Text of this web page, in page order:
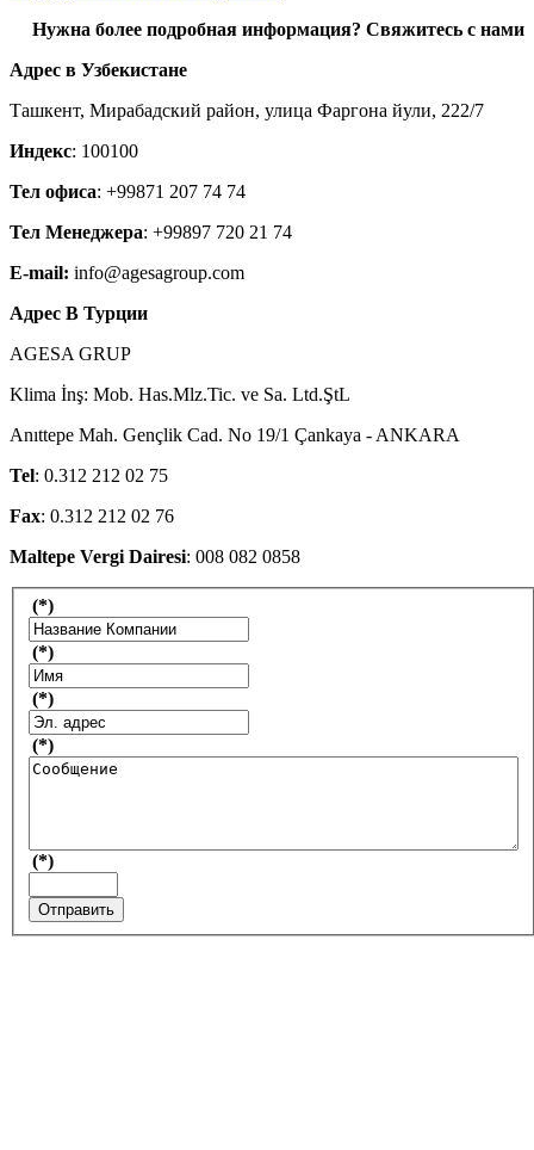
Нужна более подробная информация? Свяжитесь с нами
Адрес в Узбекистане
Ташкент, Мирабадский район, улица Фаргона йули, 222/7
Индекс: 100100
Тел офиса: +99871 207 74 74
Тел Менеджера: +99897 720 21 74
E-mail: info@agesagroup.com
Адрес В Турции
AGESA GRUP
Klima İnş: Mob. Has.Mlz.Tic. ve Sa. Ltd.ŞtL
Anıttepe Mah. Gençlik Cad. No 19/1 Çankaya - ANKARA
Tel: 0.312 212 02 75
Fax: 0.312 212 02 76
Maltepe Vergi Dairesi: 008 082 0858
(*)
(*)
(*)
(*)
(*)
Отправить